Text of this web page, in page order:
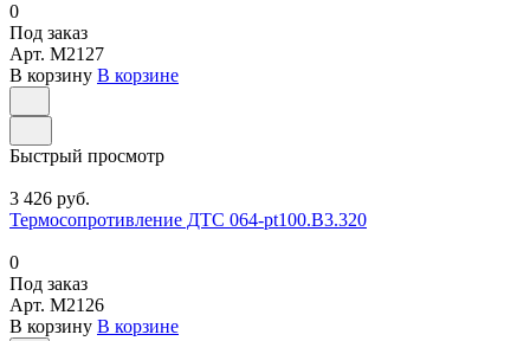
0
Под заказ
Арт. M2127
В корзину В корзине
Быстрый просмотр
3 426 руб.
Термосопротивление ДТС 064-pt100.В3.320
0
Под заказ
Арт. M2126
В корзину В корзине